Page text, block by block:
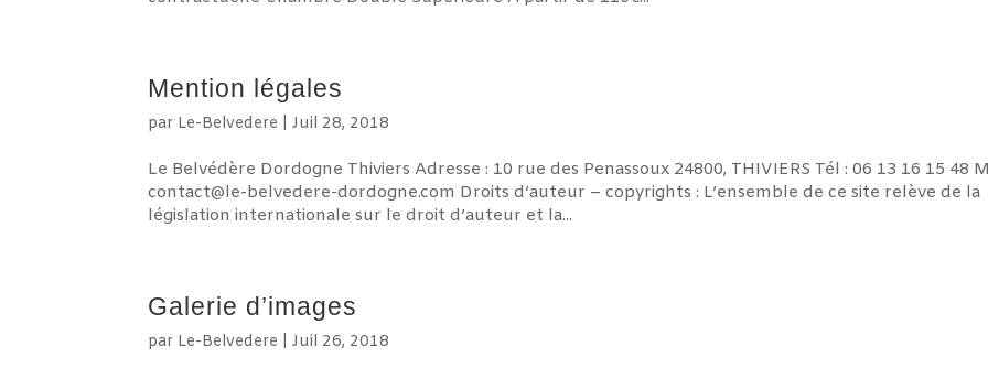
Mention légales
par Le-Belvedere |Juil 28, 2018
Le Belvédère Dordogne Thiviers Adresse : 10 rue des Penassoux 24800, THIVIERS Tél : 06 13 16 15 48
contact@le-belvedere-dordogne.com Droits d’auteur – copyrights : L’ensemble de ce site relève de la
législation internationale sur le droit d’auteur et la...
Galerie d’images
par Le-Belvedere |Juil 26, 2018